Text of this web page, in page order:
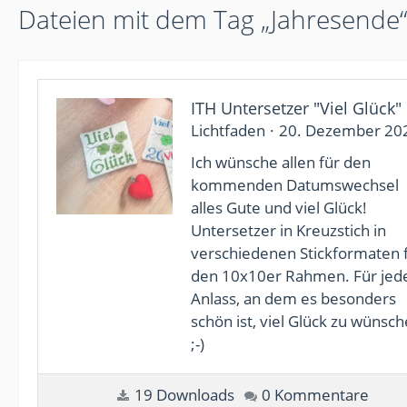
Dateien mit dem Tag „Jahresende“
ITH Untersetzer "Viel Glück"
Lichtfaden
20. Dezember
Ich wünsche allen für den
kommenden Datumswechsel
alles Gute und viel Glück!
Untersetzer in Kreuzstich in
verschiedenen Stickformaten
den 10x10er Rahmen. Für
Anlass, an dem es besonders
schön ist, viel Glück zu
;-)
19 Downloads 0 Kommentare